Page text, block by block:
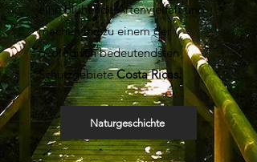
eine blühende Artenvielfalt und
machen ihn zu einem der
ökologisch bedeutendsten
SchutzgebieteCosta Ricas.
Naturgeschichte